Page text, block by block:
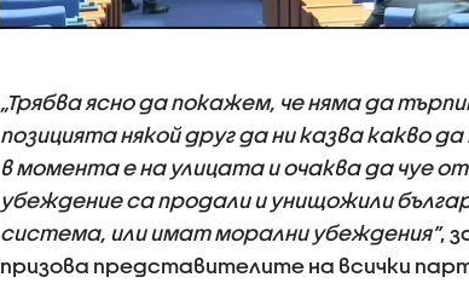
„Трябва ясно да покажем, че няма да
позицията някой друг да ни казва какво
в момента е на улицата и очаква да чуе
убеждение са продали и унищожили
система, или имат морални убеждения”,
призова представителите на всички